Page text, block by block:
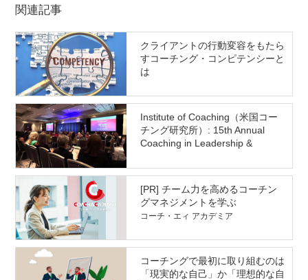
関連記事
クライアントの行動変容をもたら
すコーチング・コンピテンシーと
は
Institute of Coaching（米国コー
チング研究所）: 15th Annual
Coaching in Leadership &
究発表レポート
[PR] チーム力を高めるコーチン
グマネジメントを学ぶ
コーチ・エィ アカデミア
コーチングで最初に取り組むのは
「現実的な自己」か「理想的な自